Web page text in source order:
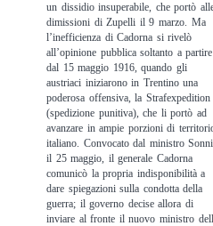
un dissidio insuperabile, che portò
dimissioni di Zupelli il 9 marzo. Ma
l’inefficienza di Cadorna si rivelò
all’opinione pubblica soltanto a partire
dal 15 maggio 1916, quando gli
austriaci iniziarono in Trentino una
poderosa offensiva, la Strafexpedition
(spedizione punitiva), che li portò ad
avanzare in ampie porzioni di
italiano. Convocato dal ministro
il 25 maggio, il generale Cadorna
comunicò la propria indisponibilità a
dare spiegazioni sulla condotta della
guerra; il governo decise allora di
inviare al fronte il nuovo ministro